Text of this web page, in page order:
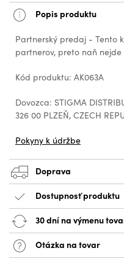
Popis produktu
Partnerský predaj - Tento
partnerov, preto naň
Kód produktu: AK063A
Dovozca: STIGMA
326 00 PLZEŇ, CZECH
Pokyny k údržbe
Doprava
Dostupnosť produktu
30 dní na výmenu
Otázka na tovar